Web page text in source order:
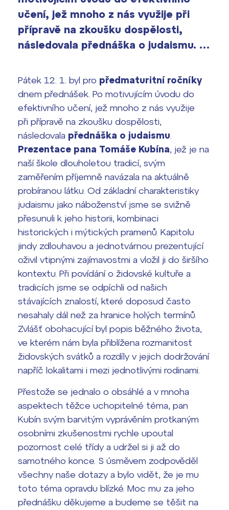
Výsledky 1. kola přijímacího řízení
2026/2027
Maturitní zkoušky
Europass
FOCUSing
Zahraniční stipendia
ČAG studentský
Maturitní témata
Pomoc! Mám problém!
Harmonogram školního roku
Termíny maturit
Bakaláři
Office 365
učení, jež mnoho z nás využije při
přípravě na zkoušku dospělosti,
následovala přednáška o judaismu. …
Pátek 12. 1. byl pro předmaturitní ročníky
dnem přednášek. Po motivujícím úvodu do
efektivního učení, jež mnoho z nás využije
při přípravě na zkoušku dospělosti,
následovala přednáška o judaismu
Prezentace pana Tomáše Kubína, jež je na
naší škole dlouholetou tradicí, svým
zaměřením příjemně navázala na aktuálně
probíranou látku. Od základní charakteristiky
judaismu jako náboženství jsme se svižně
přesunuli k jeho historii, kombinaci
historických i mýtických pramenů. Kapitolu
jindy zdlouhavou a jednotvárnou prezentující
oživil vtipnými zajímavostmi a vložil ji do širšího
kontextu. Při povídání o židovské kultuře a
tradicích jsme se odpíchli od našich
stávajících znalostí, které doposud často
nesahaly dál než za hranice holých termínů.
Zvlášť obohacující byl popis běžného života,
ve kterém nám byla přiblížena rozmanitost
židovských svátků a rozdíly v jejich dodržování
napříč lokalitami i mezi jednotlivými rodinami.
Přestože se jednalo o obsáhlé a v mnoha
aspektech těžce uchopitelné téma, pan
Kubín svým barvitým vyprávěním protkaným
osobními zkušenostmi rychle upoutal
pozornost celé třídy a udržel si ji až do
samotného konce. S úsměvem zodpověděl
všechny naše dotazy a bylo vidět, že je mu
toto téma opravdu blízké. Moc mu za jeho
přednášku děkujeme a budeme se těšit na